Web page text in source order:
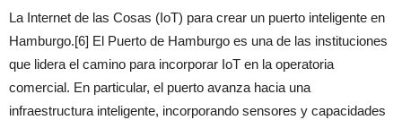
La Internet de las Cosas (IoT) para crear un puerto inteligente en
Hamburgo.[6] El Puerto de Hamburgo es una de las instituciones
que lidera el camino para incorporar IoT en la operatoria
comercial. En particular, el puerto avanza hacia una
infraestructura inteligente, incorporando sensores y capacidades